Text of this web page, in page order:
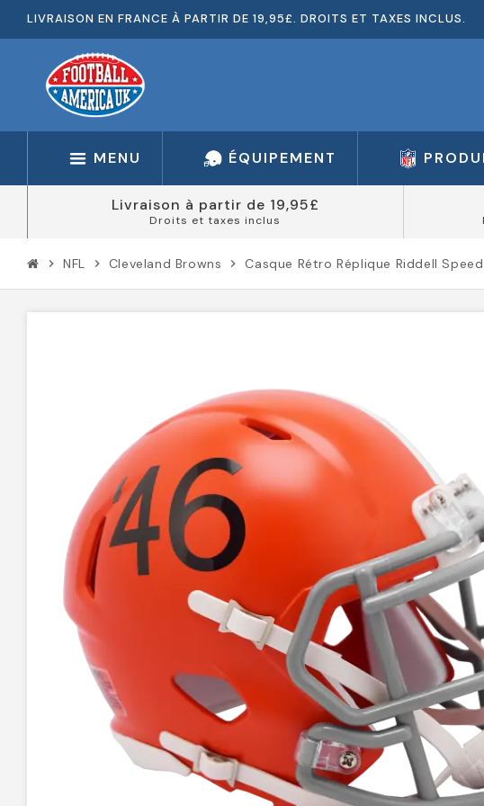
LIVRAISON EN FRANCE À PARTIR DE 19,95£. DROITS ET TAXES INCLUS.
MENU ÉQUIPEMENT
Livraison à partir de 19,95£
Droits et taxes inclus
chevron_right NFL chevron_right Cleveland Browns chevron_right Casque Rétro Réplique Riddell